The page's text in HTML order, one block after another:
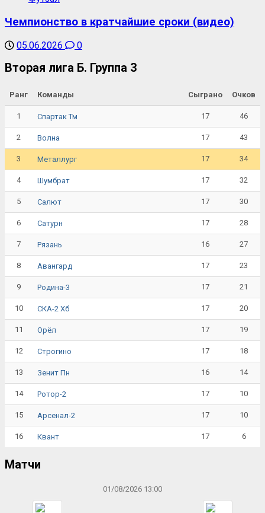
Чемпионство в кратчайшие сроки (видео)
05.06.2026 0
Вторая лига Б. Группа 3
Ранг Команды Сыграно Очков
1 Спартак Тм 17 46
2 Волна 17 43
3 Металлург 17 34
4 Шумбрат 17 32
5 Салют 17 30
6 Сатурн 17 28
7 Рязань 16 27
8 Авангард 17 23
9 Родина-3 17 21
10 СКА-2 Хб 17 20
11 Орёл 17 19
12 Строгино 17 18
13 Зенит Пн 16 14
14 Ротор-2 17 10
15 Арсенал-2 17 10
16 Квант 17 6
Матчи
01/08/2026 13:00